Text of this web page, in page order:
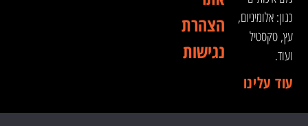
כגון: אלומיניום,
עץ, טקסטיל
ועוד.
עוד עלינו
הצהרת
נגישות